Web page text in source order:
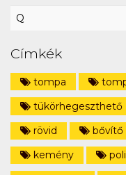
Q
Címkék
tompa
tükörhegeszthető
rövid
bővítő
kemény